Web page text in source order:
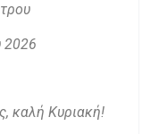
2026
καλή Κυριακή!